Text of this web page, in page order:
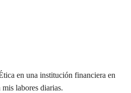
en una institución financiera en
labores diarias.